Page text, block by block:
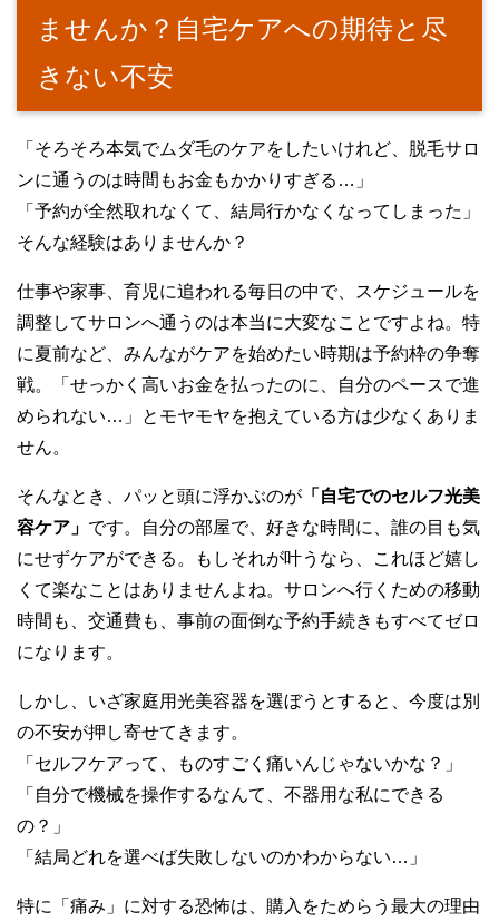
ませんか？自宅ケアへの期待と尽
きない不安
「そろそろ本気でムダ毛のケアをしたいけれど、脱毛サロ
ンに通うのは時間もお金もかかりすぎる…」
「予約が全然取れなくて、結局行かなくなってしまった」
そんな経験はありませんか？
仕事や家事、育児に追われる毎日の中で、スケジュールを
調整してサロンへ通うのは本当に大変なことですよね。特
に夏前など、みんながケアを始めたい時期は予約枠の争奪
戦。「せっかく高いお金を払ったのに、自分のペースで進
められない…」とモヤモヤを抱えている方は少なくありま
せん。
そんなとき、パッと頭に浮かぶのが 「自宅でのセルフ光美
容ケア」 です。自分の部屋で、好きな時間に、誰の目も気
にせずケアができる。もしそれが叶うなら、これほど嬉し
くて楽なことはありませんよね。サロンへ行くための移動
時間も、交通費も、事前の面倒な予約手続きもすべてゼロ
になります。
しかし、いざ家庭用光美容器を選ぼうとすると、今度は別
の不安が押し寄せてきます。
「セルフケアって、ものすごく痛いんじゃないかな？」
「自分で機械を操作するなんて、不器用な私にできる
の？」
「結局どれを選べば失敗しないのかわからない…」
特に「痛み」に対する恐怖は、購入をためらう最大の理由